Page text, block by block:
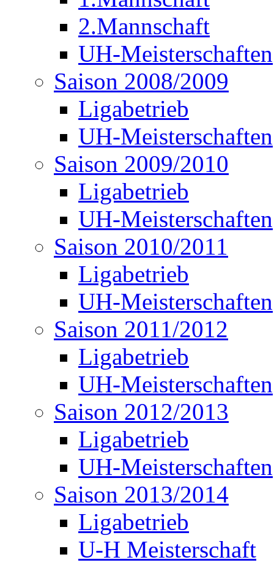
2.Mannschaft
UH-Meisterschaften
Saison 2008/2009
Ligabetrieb
UH-Meisterschaften
Saison 2009/2010
Ligabetrieb
UH-Meisterschaften
Saison 2010/2011
Ligabetrieb
UH-Meisterschaften
Saison 2011/2012
Ligabetrieb
UH-Meisterschaften
Saison 2012/2013
Ligabetrieb
UH-Meisterschaften
Saison 2013/2014
Ligabetrieb
U-H Meisterschaft